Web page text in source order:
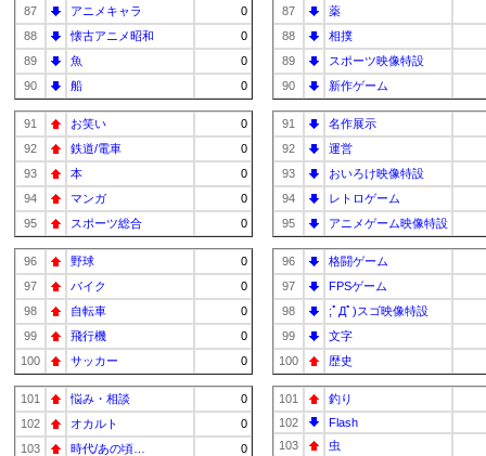
87
アニメキャラ
0
88
懐古アニメ昭和
0
89
魚
0
90
船 0
91 お笑い
0
92
鉄道/電車
0
93
本
0
94
マンガ
0
95
スポーツ総合 0
96 野球
0
97
バイク
0
98
自転車
0
99
飛行機
0
100
サッカー 0
101 悩み・相談
0
102
オカルト
0
103
時代/あの頃… 0
87
薬
88
相撲
89
スポーツ映像特設
90
新作ゲーム
91
名作展示
92
運営
93
おいろけ映像特設
94
レトロゲーム
95
アニメゲーム映像特設
96
格闘ゲーム
97
FPSゲーム
98
;ﾟДﾟ)スゴ映像特設
99
文字
100
歴史
101
釣り
102
Flash
103
虫